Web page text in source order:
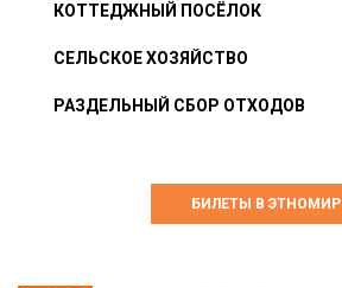
КОТТЕДЖНЫЙ ПОСЁЛОК
СЕЛЬСКОЕ ХОЗЯЙСТВО
РАЗДЕЛЬНЫЙ СБОР ОТХОДОВ
БИЛЕТЫ В ЭТНОМИР